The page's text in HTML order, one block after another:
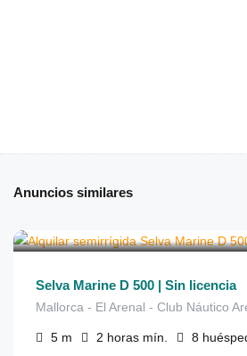
Anuncios similares
Selva Marine D 500 | Sin licencia
Mallorca - El Arenal - Club Náutico
5 m 2 horas mín. 8